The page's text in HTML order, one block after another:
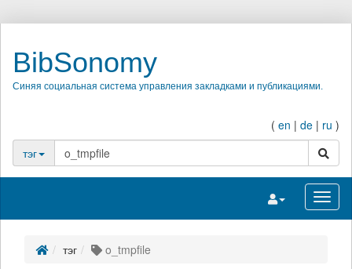
BibSonomy
Синяя социальная система управления закладками и публикациями.
( en | de | ru )
тэг
поиск
Переключить
тэг o_tmpfile